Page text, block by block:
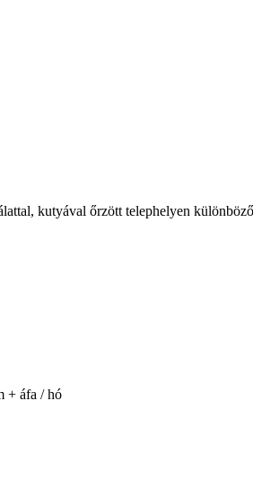
kutyával őrzött telephelyen
+ áfa / hó